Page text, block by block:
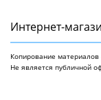
Интернет-
Копирование материалов
Не является публичной